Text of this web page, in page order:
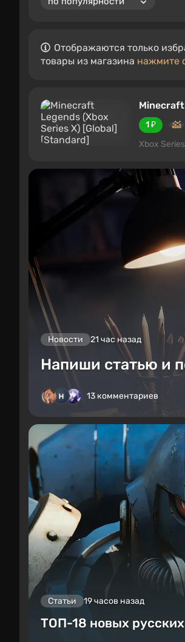
Отображаются только
товары из магазина нажмите
1 ₽
Xbox
Новости 21 час назад
Напиши статью и
13 комментариев
Статьи 19 часов назад
ТОП-18 новых